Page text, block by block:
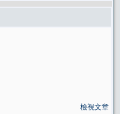
檢視文章